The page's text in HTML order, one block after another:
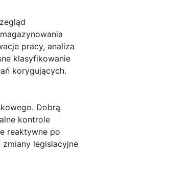
pracy, analiza
klasyfikowanie
korygujących.
Dobrą
kontrole
reaktywne po
legislacyjne